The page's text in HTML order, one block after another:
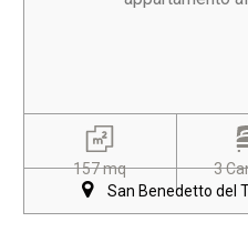
157 mq 3
San Benedetto del